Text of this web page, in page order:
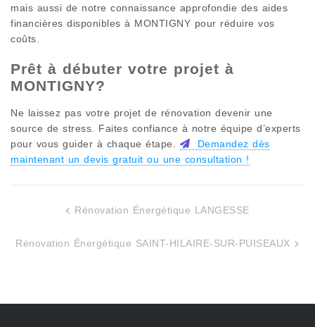
mais aussi de notre connaissance approfondie des aides
financières disponibles à MONTIGNY pour réduire vos
coûts.
Prêt à débuter votre projet à
MONTIGNY?
Ne laissez pas votre projet de rénovation devenir une
source de stress. Faites confiance à notre équipe d’experts
pour vous guider à chaque étape.
Demandez dès
maintenant un devis gratuit ou une consultation !
de
Rénovation Énergétique LANGESSE
Rénovation Énergétique SAINT-HILAIRE-SUR-PUISEAUX